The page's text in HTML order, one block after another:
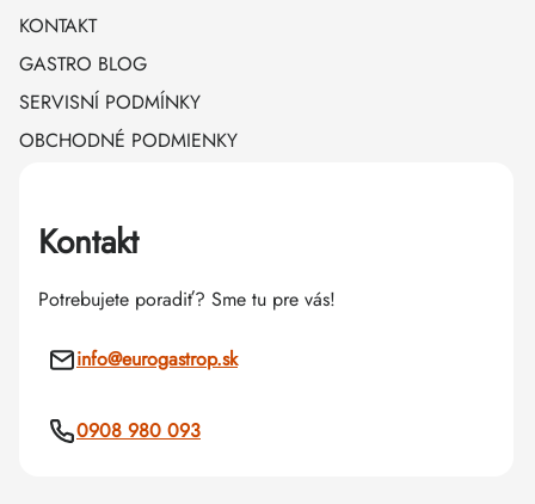
KONTAKT
GASTRO BLOG
SERVISNÍ PODMÍNKY
OBCHODNÉ PODMIENKY
Kontakt
Potrebujete poradiť? Sme tu pre vás!
info@eurogastrop.sk
0908 980 093